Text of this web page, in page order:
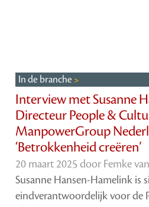
In de branche
Interview met Susanne
Directeur People &
ManpowerGroup
‘Betrokkenheid creëren’
20 maart 2025 door Femke
Susanne Hansen-Hamelink is
eindverantwoordelijk voor de